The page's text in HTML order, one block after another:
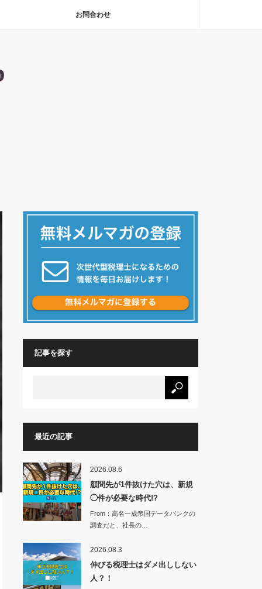
お問合わせ
記事を探す
最近の記事
2026.08.6
顧問先が1件抜けた穴は、新規
◯件が必要な時代!?
From：高名一成帝国データバンクの
調査だと、社長の…
2026.08.3
伸びる税理士はダメ出ししない
人？！